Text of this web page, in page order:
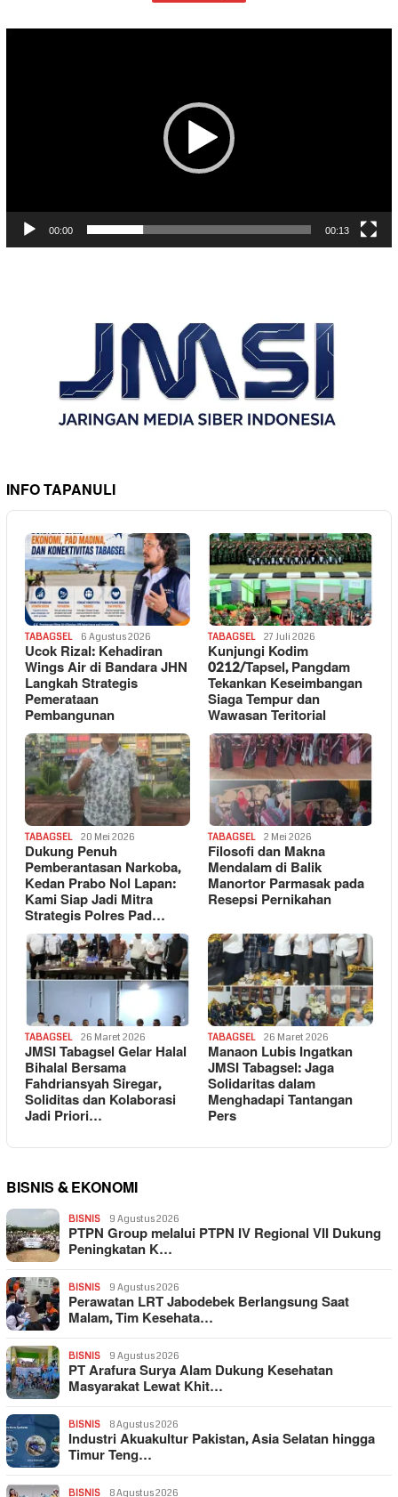
00:00 00:13
INFO TAPANULI
TABAGSEL 6 Agustus 2026
Ucok Rizal: Kehadiran
Wings Air di Bandara JHN
Langkah Strategis
Pemerataan
Pembangunan
TABAGSEL 27 Juli 2026
Kunjungi Kodim
0212/Tapsel, Pangdam
Tekankan Keseimbangan
Siaga Tempur dan
Wawasan Teritorial
TABAGSEL 20 Mei 2026
Dukung Penuh
Pemberantasan Narkoba,
Kedan Prabo Nol Lapan:
Kami Siap Jadi Mitra
Strategis Polres Pad…
TABAGSEL 2 Mei 2026
Filosofi dan Makna
Mendalam di Balik
Manortor Parmasak pada
Resepsi Pernikahan
TABAGSEL 26 Maret 2026
JMSI Tabagsel Gelar Halal
Bihalal Bersama
Fahdriansyah Siregar,
Soliditas dan Kolaborasi
Jadi Priori…
TABAGSEL 26 Maret 2026
Manaon Lubis Ingatkan
JMSI Tabagsel: Jaga
Solidaritas dalam
Menghadapi Tantangan
Pers
BISNIS & EKONOMI
BISNIS 9 Agustus 2026
PTPN Group melalui PTPN IV Regional VII Dukung
Peningkatan K…
BISNIS 9 Agustus 2026
Perawatan LRT Jabodebek Berlangsung Saat
Malam, Tim Kesehata…
BISNIS 9 Agustus 2026
PT Arafura Surya Alam Dukung Kesehatan
Masyarakat Lewat Khit…
BISNIS 8 Agustus 2026
Industri Akuakultur Pakistan, Asia Selatan hingga
Timur Teng…
BISNIS 8 Agustus 2026